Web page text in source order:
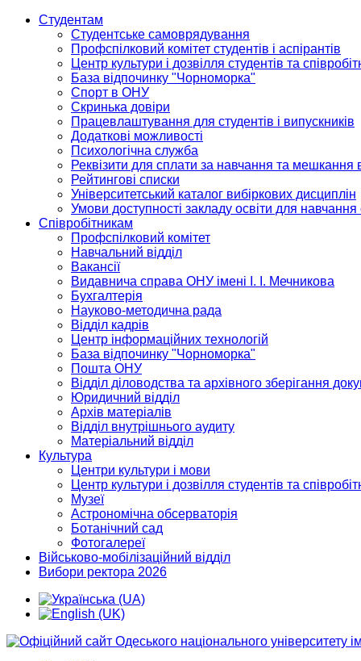
Студентам
Студентське самоврядування
Профспілковий комітет студентів і аспірантів
Центр культури і дозвілля студентів та
База відпочинку "Чорноморка"
Спорт в ОНУ
Скринька довіри
Працевлаштування для студентів і випускників
Додаткові можливості
Психологічна служба
Реквізити для сплати за навчання та мешкання
Рейтингові списки
Університетський каталог вибіркових дисциплін
Умови доступності закладу освіти для
Співробітникам
Профспілковий комітет
Навчальний відділ
Вакансії
Видавнича справа ОНУ імені І. І. Мечникова
Бухгалтерія
Науково-методична рада
Відділ кадрів
Центр інформаційних технологій
База відпочинку "Чорноморка"
Пошта ОНУ
Відділ діловодства та архівного зберігання
Юридичний відділ
Архів матеріалів
Відділ внутрішнього аудиту
Матеріальний відділ
Культура
Центри культури і мови
Центр культури і дозвілля студентів та
Музеї
Астрономічна обсерваторія
Ботанічний сад
Фотогалереї
Військово-мобілізаційний відділ
Вибори ректора 2026